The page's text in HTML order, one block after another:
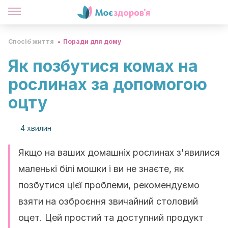
Спосіб життя Поради для дому
Як позбутися комах на
рослинах за допомогою
оцту
4 хвилин
Якщо на ваших домашніх рослинах з'явилися
маленькі білі мошки і ви не знаєте, як
позбутися цієї проблеми, рекомендуємо
взяти на озброєння звичайний столовий
оцет. Цей простий та доступний продукт